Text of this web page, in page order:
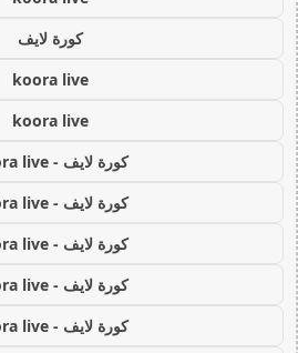
كورة لايف
koora live
koora live
كورة لايف - koora live
كورة لايف - koora live
كورة لايف - koora live
كورة لايف - koora live
كورة لايف - koora live